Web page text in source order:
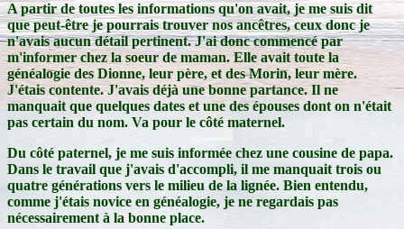
A partir de toutes les informations qu'on avait, je me suis dit
que peut-être je pourrais trouver nos ancêtres, ceux donc je
n'avais aucun détail pertinent. J'ai donc commencé par
m'informer chez la soeur de maman. Elle avait toute la
généalogie des Dionne, leur père, et des Morin, leur mère.
J'étais contente. J'avais déjà une bonne partance. Il ne
manquait que quelques dates et une des épouses dont on n'était
pas certain du nom. Va pour le côté maternel.
Du côté paternel, je me suis informée chez une cousine de papa.
Dans le travail que j'avais d'accompli, il me manquait trois ou
quatre générations vers le milieu de la lignée. Bien entendu,
comme j'étais novice en généalogie, je ne regardais pas
nécessairement à la bonne place.